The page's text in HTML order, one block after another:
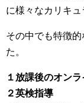
に様々なカリキュ
その中でも特徴
た。
１放課後のオン
２英検指導